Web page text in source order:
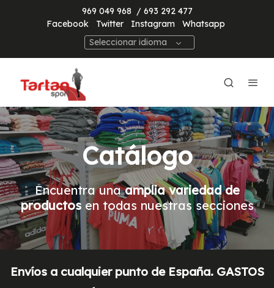
969 049 968 / 693 292 477
Facebook
Twitter Instagram
Whatsapp
Seleccionar idioma
Catálogo
Encuentra unaamplia variedad de
productosen todas nuestras secciones
Envíos a cualquier punto de España. GASTOS